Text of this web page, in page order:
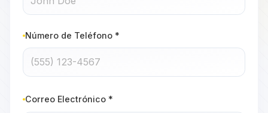
Número de Teléfono *
Correo Electrónico *